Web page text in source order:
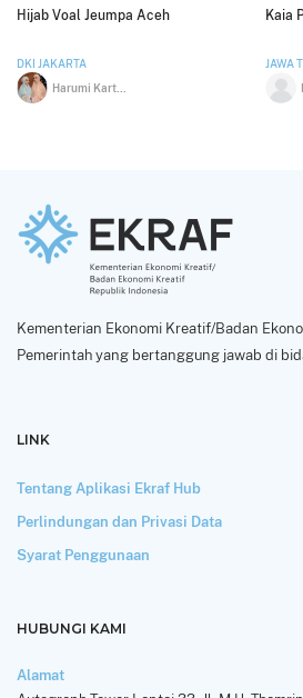
Hijab Voal Jeumpa Aceh
DKI JAKARTA
Kaia
JAWA
Kementerian Ekonomi Kreatif/Badan
Pemerintah yang bertanggung jawab di
LINK
Tentang Aplikasi Ekraf Hub
Perlindungan dan Privasi Data
Syarat Penggunaan
HUBUNGI KAMI
Alamat